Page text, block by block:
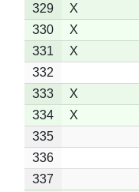
329
X
330
X
331
X
332
333
X
334
X
335
336
337